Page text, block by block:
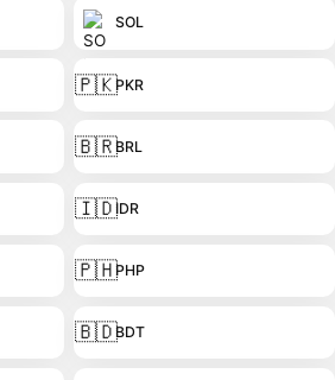
SOL
🇵🇰PKR
🇧🇷BRL
🇮🇩IDR
🇵🇭PHP
🇧🇩BDT